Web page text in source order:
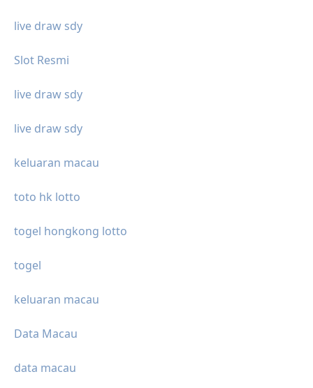
live draw sdy
Slot Resmi
live draw sdy
live draw sdy
keluaran macau
toto hk lotto
togel hongkong lotto
togel
keluaran macau
Data Macau
data macau